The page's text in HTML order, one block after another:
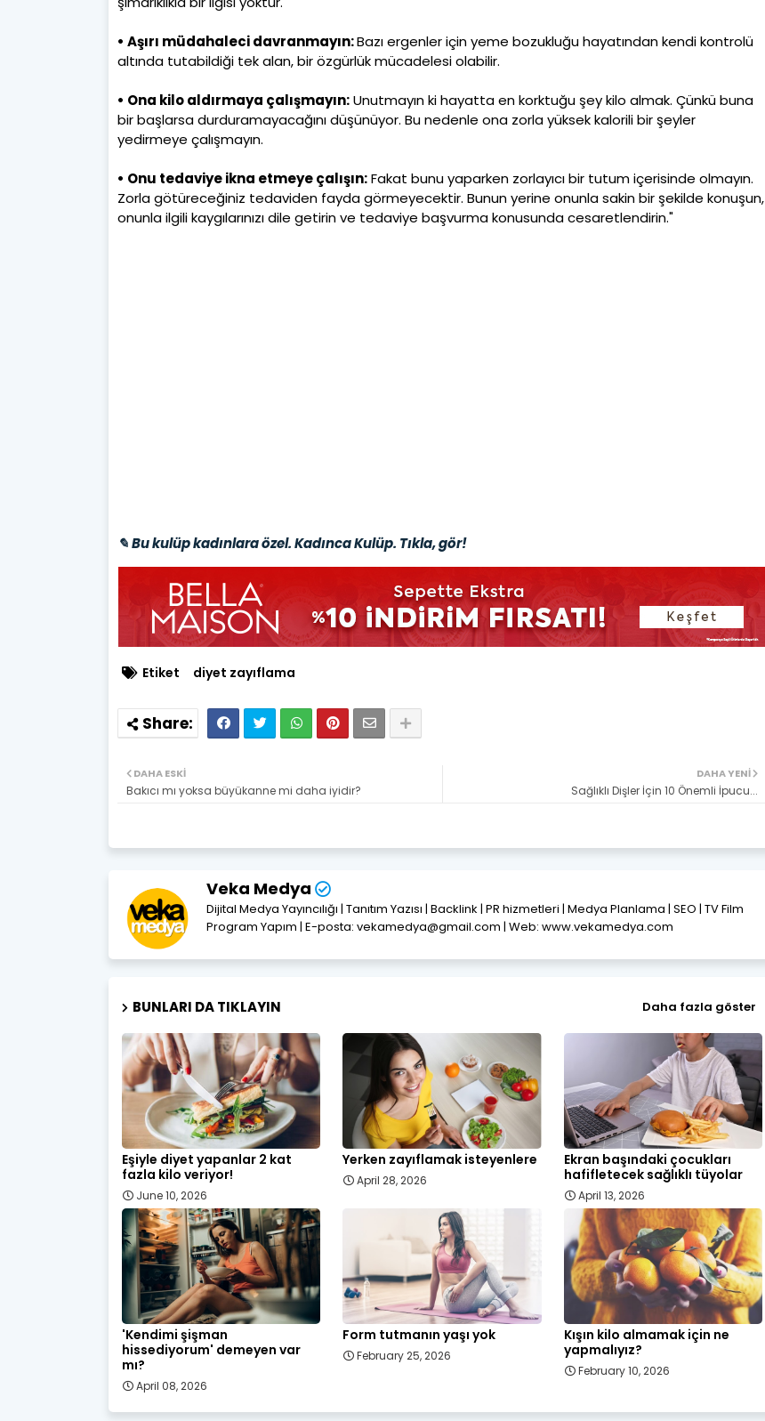
• Aşırı müdahaleci davranmayın:Bazı ergenler için yeme bozukluğu hayatından kendi kontrolü
altında tutabildiği tek alan, bir özgürlük mücadelesi olabilir.
• Ona kilo aldırmaya çalışmayın:Unutmayın ki hayatta en korktuğu şey kilo almak. Çünkü buna
bir başlarsa durduramayacağını düşünüyor. Bu nedenle ona zorla yüksek kalorili bir şeyler
yedirmeye çalışmayın.
• Onu tedaviye ikna etmeye çalışın:Fakat bunu yaparken zorlayıcı bir tutum içerisinde olmayın.
Zorla götüreceğiniz tedaviden fayda görmeyecektir. Bunun yerine onunla sakin bir şekilde konuşun,
onunla ilgili kaygılarınızı dile getirin ve tedaviye başvurma konusunda cesaretlendirin."
✎ Bu kulüp kadınlara özel. Kadınca Kulüp. Tıkla, gör!
Etiket diyet zayıflama
DAHA YENI
Sağlıklı Dişler İçin 10 Önemli İpucu...
DAHA ESKI
Bakıcı mı yoksa büyükanne mi daha iyidir?
Veka Medya
Dijital Medya Yayıncılığı | Tanıtım Yazısı | Backlink | PR hizmetleri | Medya Planlama | SEO | TV Film
Program Yapım | E-posta: vekamedya@gmail.com | Web: www.vekamedya.com
BUNLARI DA TIKLAYIN Daha fazla göster
Eşiyle diyet yapanlar 2 kat
fazla kilo veriyor!
June 10, 2026
Yerken zayıflamak isteyenlere
April 28, 2026
Ekran başındaki çocukları
hafifletecek sağlıklı tüyolar
April 13, 2026
'Kendimi şişman
hissediyorum' demeyen var
mı?
April 08, 2026
Form tutmanın yaşı yok
February 25, 2026
Kışın kilo almamak için ne
yapmalıyız?
February 10, 2026